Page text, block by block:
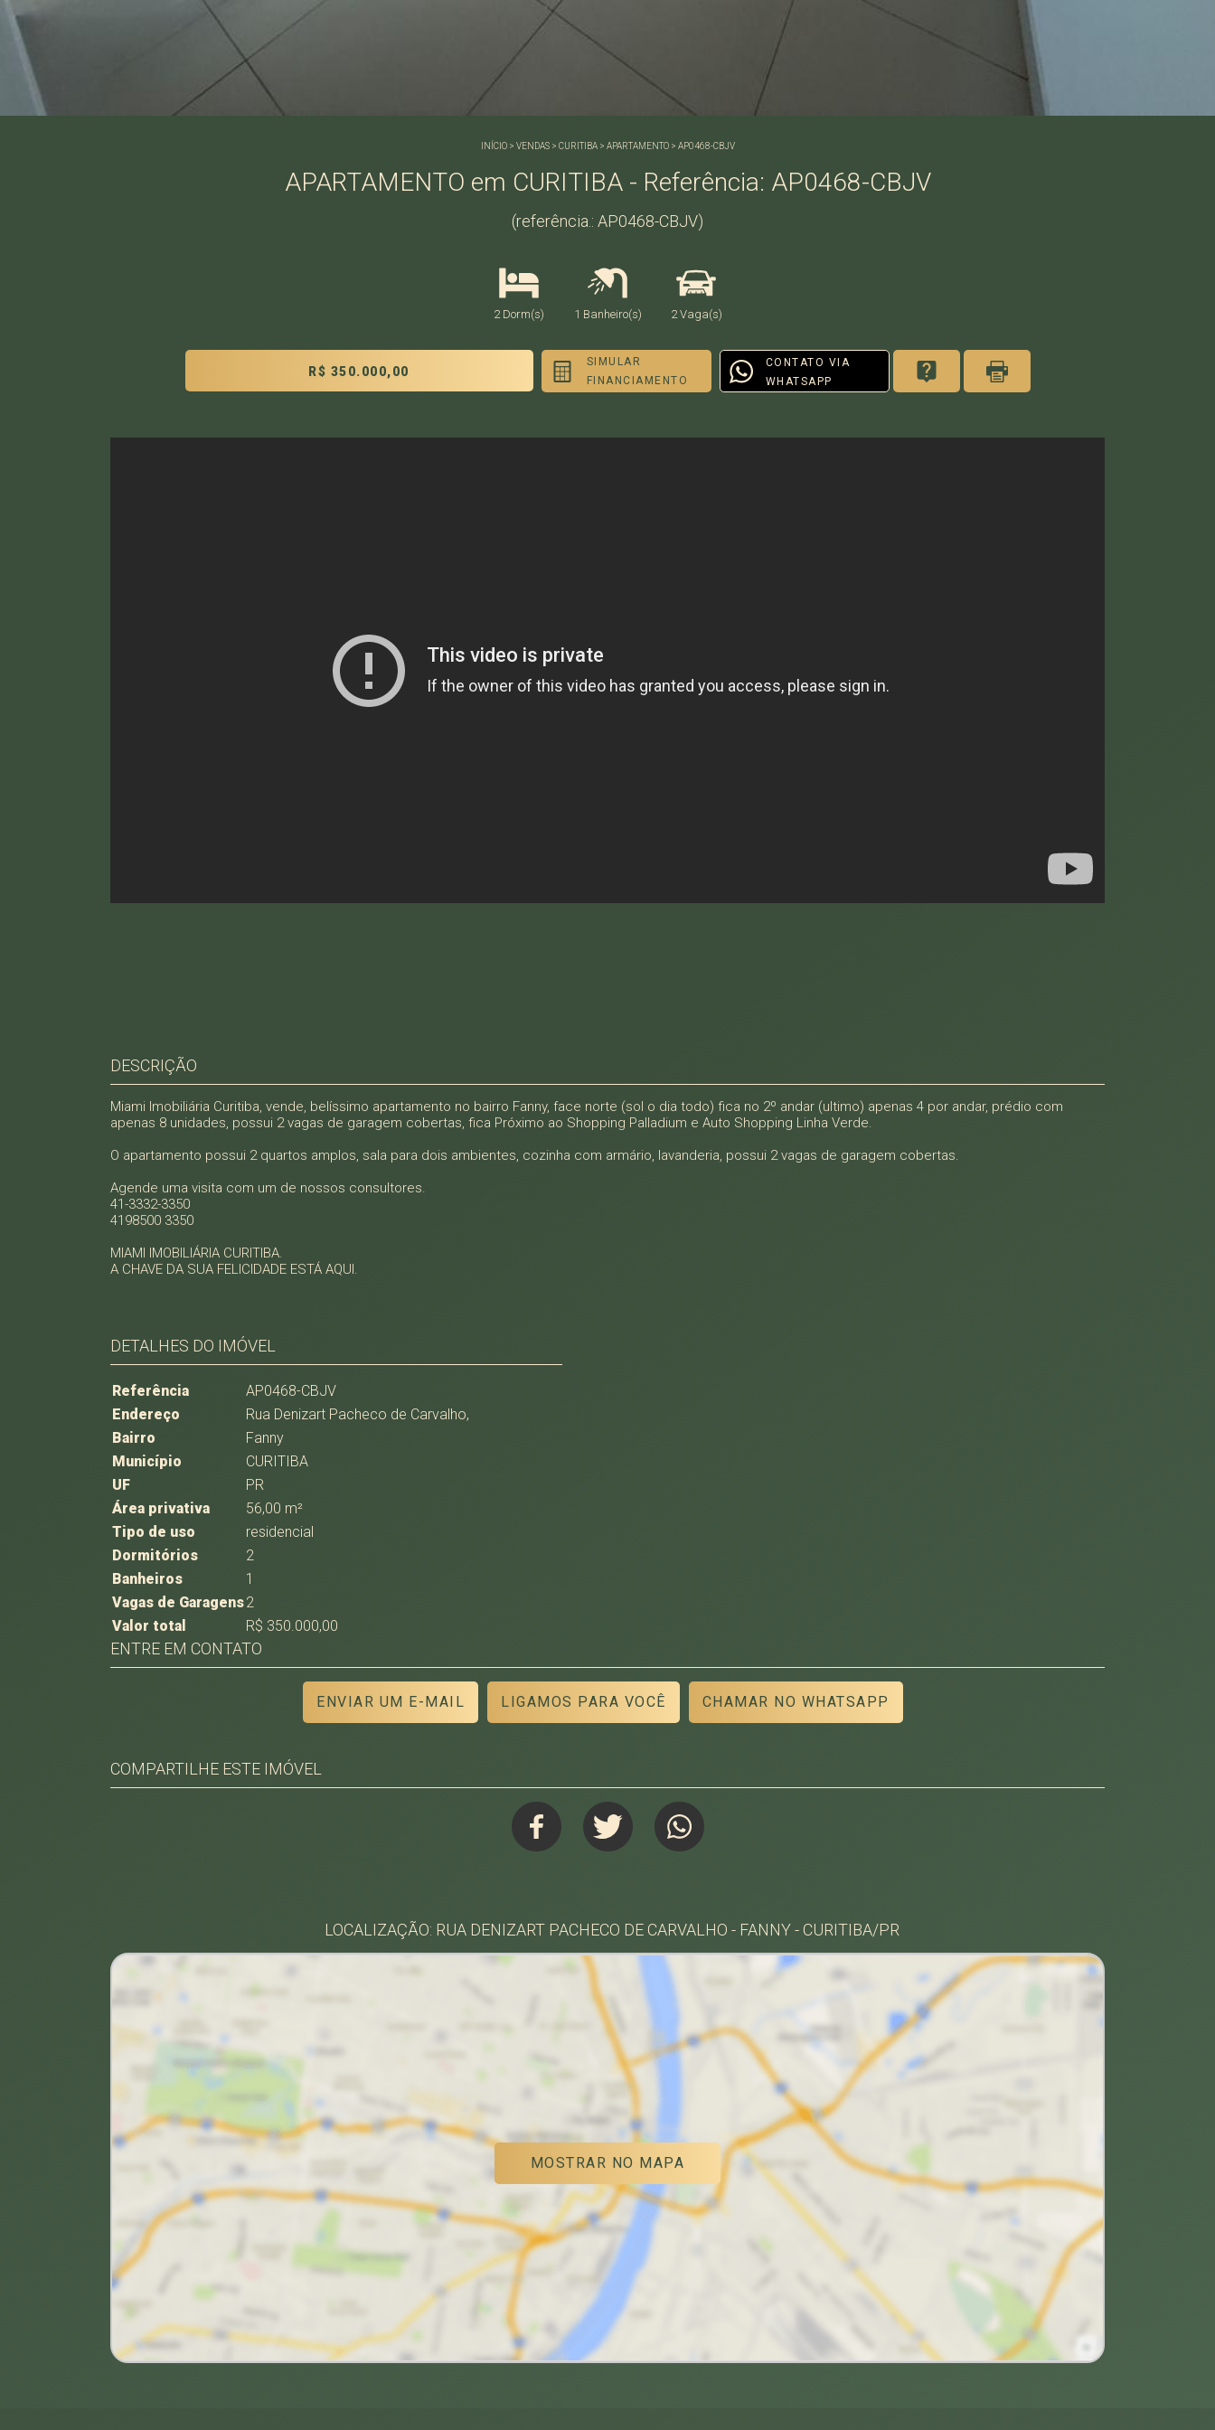
INÍCIO> VENDAS> CURITIBA> APARTAMENTO> AP0468-CBJV
APARTAMENTO em CURITIBA - Referência: AP0468-CBJV
(referência.: AP0468-CBJV)
2 Dorm(s) 1 Banheiro(s) 2 Vaga(s)
R$ 350.000,00
SIMULAR
FINANCIAMENTO
CONTATO VIA
WHATSAPP
DESCRIÇÃO
Miami Imobiliária Curitiba, vende, belíssimo apartamento no bairro Fanny, face norte (sol o dia todo) fica no 2º andar (ultimo) apenas 4 por andar, prédio com
apenas 8 unidades, possui 2 vagas de garagem cobertas, fica Próximo ao Shopping Palladium e Auto Shopping Linha Verde.
O apartamento possui 2 quartos amplos, sala para dois ambientes, cozinha com armário, lavanderia, possui 2 vagas de garagem cobertas.
Agende uma visita com um de nossos consultores.
41-3332-3350
4198500 3350
MIAMI IMOBILIÁRIA CURITIBA.
A CHAVE DA SUA FELICIDADE ESTÁ AQUI.
DETALHES DO IMÓVEL
Referência
AP0468-CBJV
Endereço
Rua Denizart Pacheco de Carvalho,
Bairro
Fanny
Município
CURITIBA
UF
PR
Área privativa
56,00 m²
Tipo de uso
residencial
Dormitórios
2
Banheiros
1
Vagas de Garagens2
Valor total
R$ 350.000,00
ENTRE EM CONTATO
ENVIAR UM E-MAIL LIGAMOS PARA VOCÊ CHAMAR NO WHATSAPP
COMPARTILHE ESTE IMÓVEL
LOCALIZAÇÃO: RUA DENIZART PACHECO DE CARVALHO - FANNY - CURITIBA/PR
MOSTRAR NO MAPA